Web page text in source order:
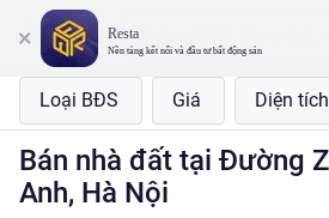
Resta
Nền tảng kết nối và đầu tư bất động sản
Loại BĐS Giá Diện tích
Bán nhà đất tại Đường
Anh, Hà Nội